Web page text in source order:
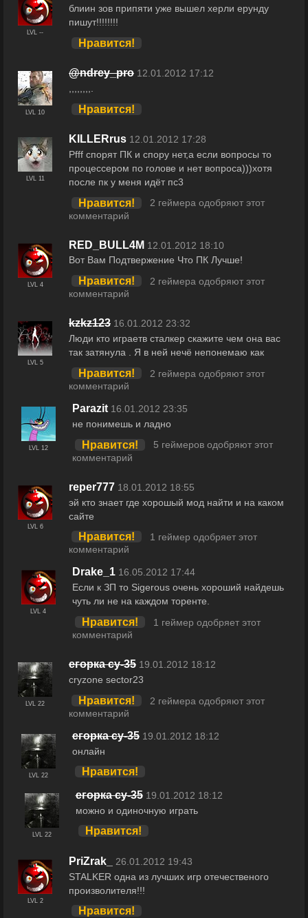
LVL --
блиин зов припяти уже вышел херли ерунду
пишут!!!!!!!!
Нравится!
LVL 10
@ndrey_pro 12.01.2012 17:12
Нравится!
LVL 11
KILLERrus 12.01.2012 17:28
Pfff спорят ПК и спору нет,а если вопросы то
процессером по голове и нет вопроса)))хотя
после пк у меня идёт пс3
Нравится!
2 геймера одобряют этот
комментарий
LVL 4
RED_BULL4M 12.01.2012 18:10
Вот Вам Подтвержение Что ПК Лучше!
Нравится!
2 геймера одобряют этот
комментарий
LVL 5
kzkz123 16.01.2012 23:32
Люди кто играетв сталкер скажите чем она вас
так затянула . Я в ней нечё непонемаю как
Нравится!
2 геймера одобряют этот
комментарий
LVL 12
Parazit 16.01.2012 23:35
не понимешь и ладно
Нравится!
5 геймеров одобряют этот
комментарий
LVL 6
reper777 18.01.2012 18:55
эй кто знает где хорошый мод найти и на каком
сайте
Нравится!
1 геймер одобряет этот
комментарий
LVL 4
Drake_1 16.05.2012 17:44
Если к ЗП то Sigerous очень хороший найдешь
чуть ли не на каждом торенте.
Нравится!
1 геймер одобряет этот
комментарий
LVL 22
егорка су-35 19.01.2012 18:12
cryzone sector23
Нравится!
2 геймера одобряют этот
комментарий
LVL 22
егорка су-35 19.01.2012 18:12
онлайн
Нравится!
LVL 22
егорка су-35 19.01.2012 18:12
можно и одиночную играть
Нравится!
LVL 2
PriZrak_ 26.01.2012 19:43
STALKER одна из лучших игр отечественого
произволителя!!!
Нравится!